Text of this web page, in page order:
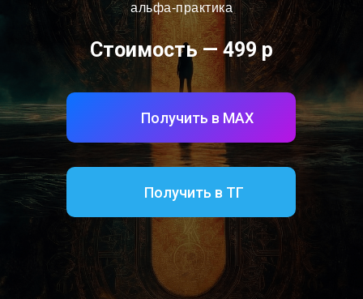
альфа-практика
Получить в ТГ
Получить в МАХ
Стоимость — 499 р